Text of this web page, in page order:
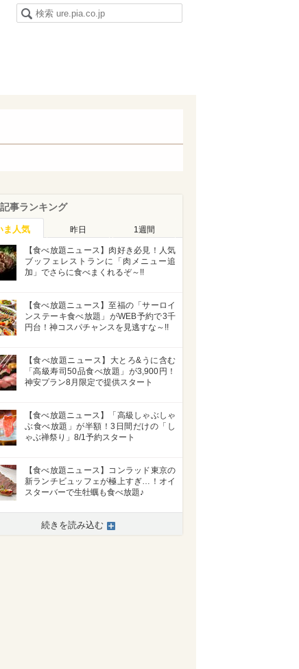
事ランキング
ま人気 昨日 1週間
【食べ放題ニュース】肉好き必見！人気
ブッフェレストランに「肉メニュー追
加」でさらに食べまくれるぞ～!!
【食べ放題ニュース】至福の「サーロイ
ンステーキ食べ放題」がWEB予約で3千
円台！神コスパチャンスを見逃すな～!!
【食べ放題ニュース】大とろ&うに含む
「高級寿司50品食べ放題」が3,900円！
神安プラン8月限定で提供スタート
【食べ放題ニュース】「高級しゃぶしゃ
ぶ食べ放題」が半額！3日間だけの「し
ゃぶ禅祭り」8/1予約スタート
【食べ放題ニュース】コンラッド東京の
新ランチビュッフェが極上すぎ…！オイ
スターバーで生牡蠣も食べ放題♪
続きを読み込む